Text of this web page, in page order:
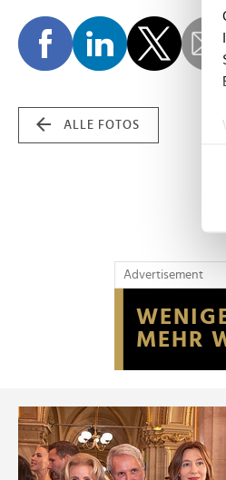
ALLE FOTOS
Advertisement